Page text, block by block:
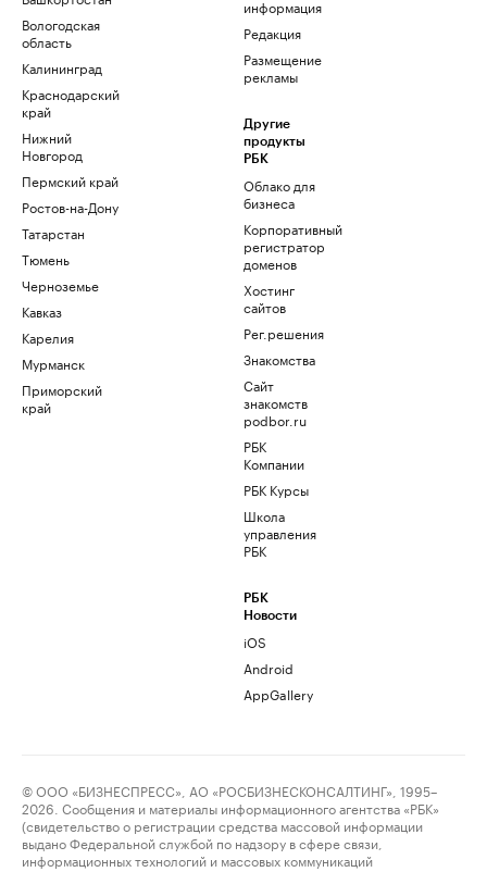
Вологодская
область
Калининград
Краснодарский
край
Нижний
Новгород
Пермский край
Ростов-на-Дону
Татарстан
Тюмень
Черноземье
Кавказ
Карелия
Мурманск
Приморский
край
информация
Редакция
Размещение
рекламы
Другие
продукты
РБК
Облако для
бизнеса
Корпоративный
регистратор
доменов
Хостинг
сайтов
Рег.решения
Знакомства
Сайт
знакомств
podbor.ru
РБК
Компании
РБК Курсы
Школа
управления
РБК
РБК
Новости
iOS
Android
AppGallery
© ООО «БИЗНЕСПРЕСС», АО «РОСБИЗНЕСКОНСАЛТИНГ», 1995–
2026. Сообщения и материалы информационного агентства «РБК»
(свидетельство о регистрации средства массовой информации
выдано Федеральной службой по надзору в сфере связи,
информационных технологий и массовых коммуникаций